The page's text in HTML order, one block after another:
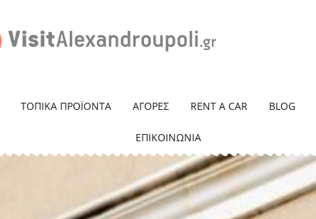
ΤΟΠΙΚΑ ΠΡΟΪΟΝΤΑ ΑΓΟΡΕΣ RENT A CAR BLOG
ΕΠΙΚΟΙΝΩΝΙΑ